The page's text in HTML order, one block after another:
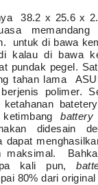
38.2 x 25.6 x
untuk di bawa
kalau di bawa
pundak pegel.
tahan lama
berjenis polimer.
ketahanan
battery
didesain
dapat
maksimal.
kali pun,
80% dari